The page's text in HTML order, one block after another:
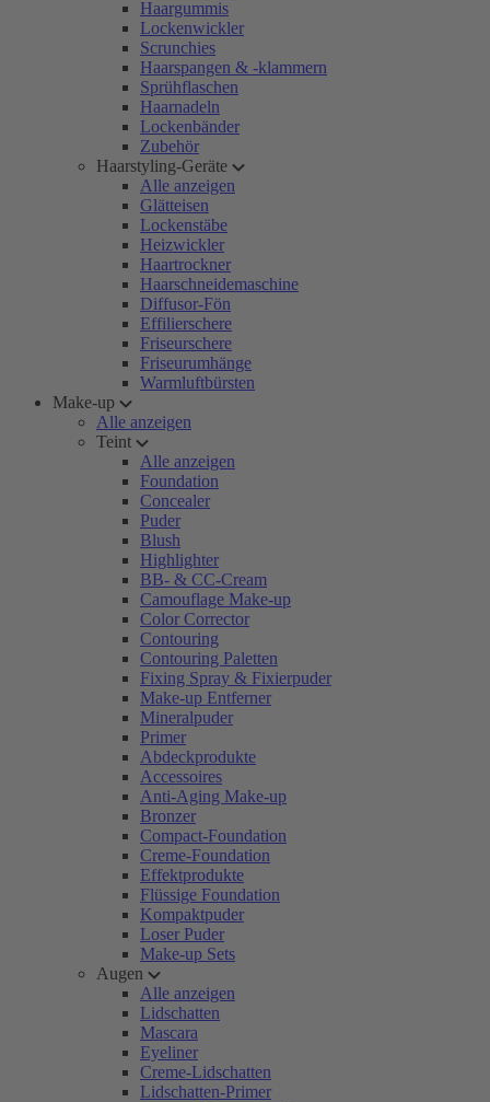
Haargummis
Lockenwickler
Scrunchies
Haarspangen & -klammern
Sprühflaschen
Haarnadeln
Lockenbänder
Zubehör
Haarstyling-Geräte
Alle anzeigen
Glätteisen
Lockenstäbe
Heizwickler
Haartrockner
Haarschneidemaschine
Diffusor-Fön
Effilierschere
Friseurschere
Friseurumhänge
Warmluftbürsten
Make-up
Alle anzeigen
Teint
Alle anzeigen
Foundation
Concealer
Puder
Blush
Highlighter
BB- & CC-Cream
Camouflage Make-up
Color Corrector
Contouring
Contouring Paletten
Fixing Spray & Fixierpuder
Make-up Entferner
Mineralpuder
Primer
Abdeckprodukte
Accessoires
Anti-Aging Make-up
Bronzer
Compact-Foundation
Creme-Foundation
Effektprodukte
Flüssige Foundation
Kompaktpuder
Loser Puder
Make-up Sets
Augen
Alle anzeigen
Lidschatten
Mascara
Eyeliner
Creme-Lidschatten
Lidschatten-Primer